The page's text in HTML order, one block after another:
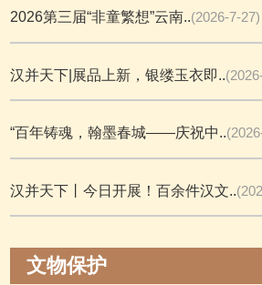
2026第三届“非童繁想”云南..(2026-7-27)
汉并天下|展品上新，银缕玉衣即..
“百年铸魂，翰墨春城——庆祝中..
汉并天下丨今日开展！百余件汉文..
文物保护